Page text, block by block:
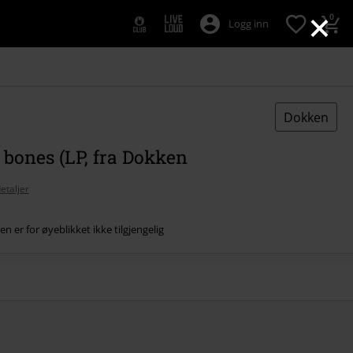
×
Logg inn 0
Dokken
(LP, fra Dokken
er for øyeblikket ikke tilgjengelig